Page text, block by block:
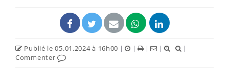
Publié le 05.01.2024 à 16h00 | | | |
|
Commenter